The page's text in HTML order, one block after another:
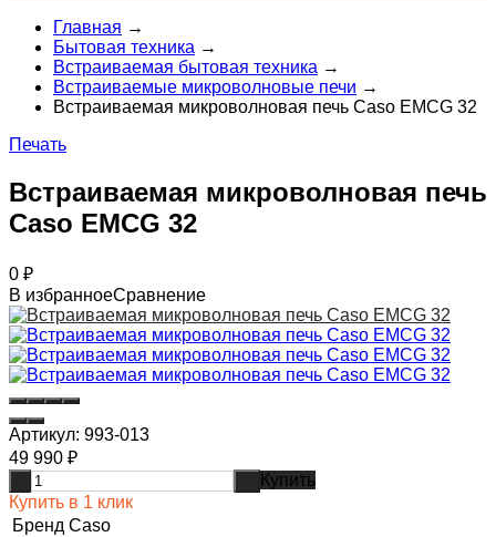
Главная →
Бытовая техника →
Встраиваемая бытовая техника →
Встраиваемые микроволновые печи →
Встраиваемая микроволновая печь Caso EMCG 32
Печать
Встраиваемая микроволновая печь
Caso EMCG 32
0 ₽
В избранноеСравнение
Артикул: 993-013
49 990 ₽
Купить
Купить в 1 клик
Бренд Caso